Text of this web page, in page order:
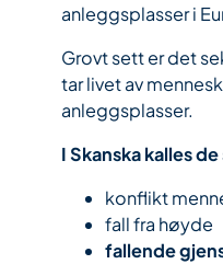
anleggsplasser i
Grovt sett er det
tar livet av
anleggsplasser.
I Skanska kalles
konflikt
fall fra høyde
fallende